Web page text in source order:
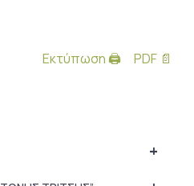
Εκτύπωση 🖨 PDF 📄
+